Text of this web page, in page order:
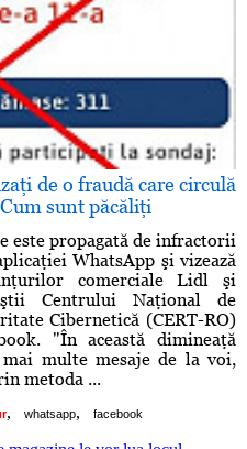
de o fraudă care circulă
sunt păcăliţi
este propagată de infractorii
WhatsApp şi vizează
comerciale Lidl şi
Centrului Naţional de
Cibernetică (CERT-RO)
"În această dimineaţă
multe mesaje de la voi,
metoda ...
, whatsapp, facebook